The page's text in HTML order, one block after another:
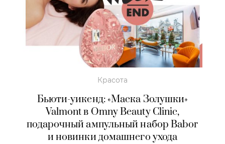
Красота
Бьюти-уикенд: «Маска Золушки»
Valmont в Omny Beauty Clinic,
подарочный ампульный набор Babor
и новинки домашнего ухода